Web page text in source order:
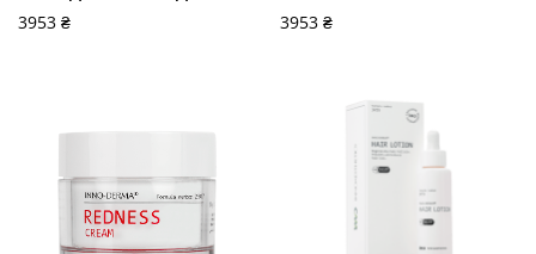
3953 ₴
3953 ₴